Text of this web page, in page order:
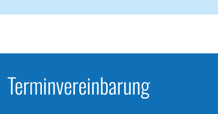
Termin­vereinbarung